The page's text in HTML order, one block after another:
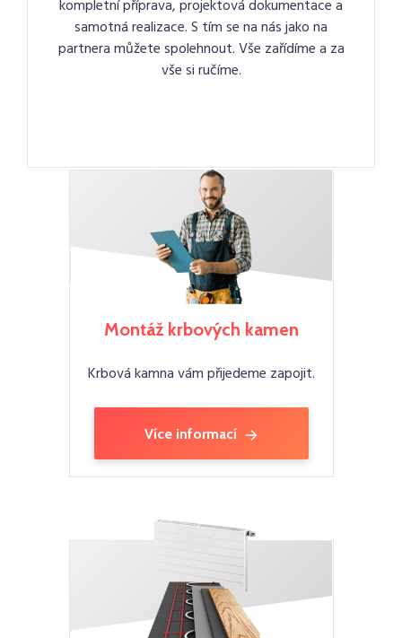
kompletní příprava, projektová dokumentace a
samotná realizace. S tím se na nás jako na
partnera můžete spolehnout. Vše zařídíme a za
vše si ručíme.
Montáž krbových kamen
Krbová kamna vám přijedeme zapojit.
Více informací